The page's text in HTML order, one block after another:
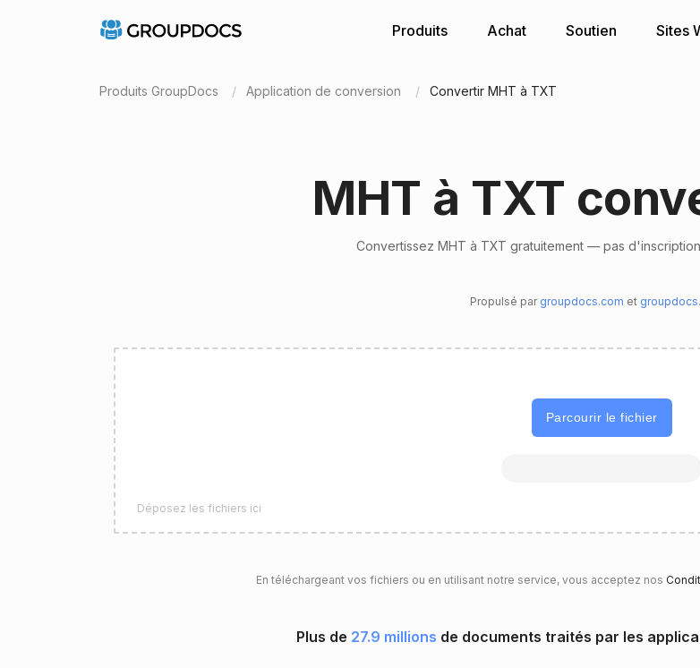
Produits Achat Soutien Sites
Produits GroupDocs Application de conversion Convertir MHT à TXT
MHT à TXT
Convertissez MHT à TXT gratuitement — pas
Propulsé par groupdocs.com et
Parcourir le fichier
Déposez les fichiers ici
En téléchargeant vos fichiers ou en utilisant notre service, vous acceptez nos
Plus de 27.9 millions de documents traités par les